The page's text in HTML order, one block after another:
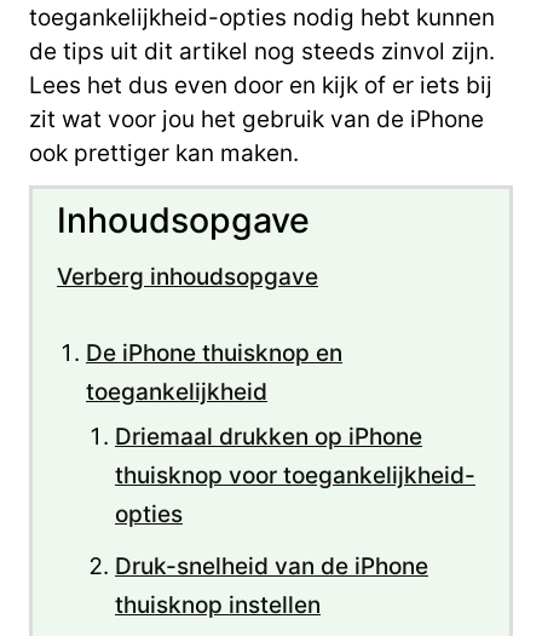
toegankelijkheid-opties nodig hebt kunnen
de tips uit dit artikel nog steeds zinvol zijn.
Lees het dus even door en kijk of er iets bij
zit wat voor jou het gebruik van de iPhone
ook prettiger kan maken.
Inhoudsopgave
Verberg inhoudsopgave
De iPhone thuisknop en
toegankelijkheid
Driemaal drukken op iPhone
thuisknop voor toegankelijkheid-
opties
Druk-snelheid van de iPhone
thuisknop instellen